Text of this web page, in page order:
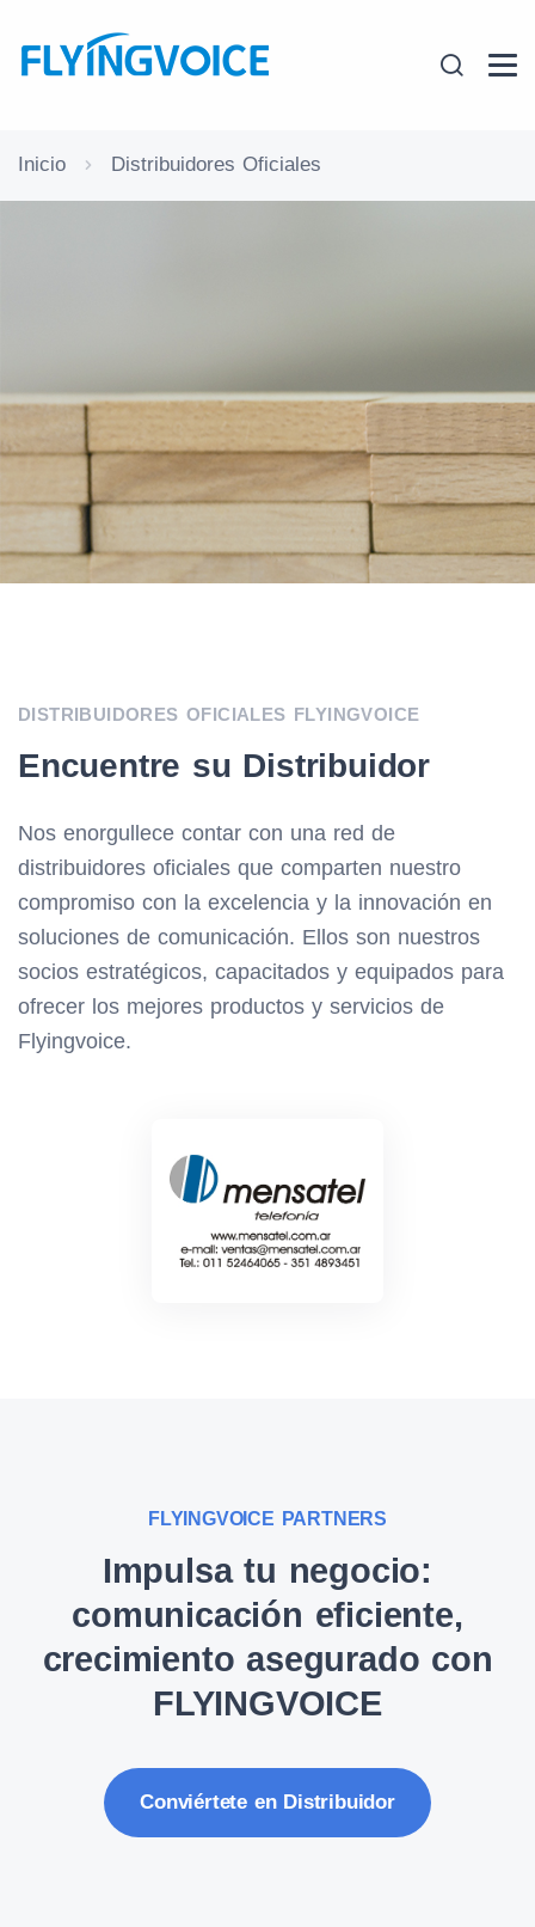
Inicio Distribuidores Oficiales
DISTRIBUIDORES OFICIALES FLYINGVOICE
Encuentre su Distribuidor
Nos enorgullece contar con una red de
distribuidores oficiales que comparten nuestro
compromiso con la excelencia y la innovación en
soluciones de comunicación. Ellos son nuestros
socios estratégicos, capacitados y equipados para
ofrecer los mejores productos y servicios de
Flyingvoice.
FLYINGVOICE PARTNERS
Impulsa tu negocio:
comunicación eficiente,
crecimiento asegurado con
FLYINGVOICE
Conviértete en Distribuidor